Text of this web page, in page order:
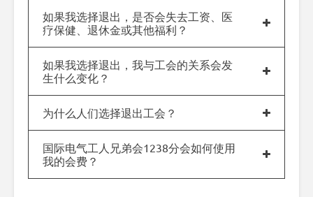
如果我选择退出，是否会失去工资、医
疗保健、退休金或其他福利？
如果我选择退出，我与工会的关系会发
生什么变化？
为什么人们选择退出工会？
国际电气工人兄弟会1238分会如何使用
我的会费？